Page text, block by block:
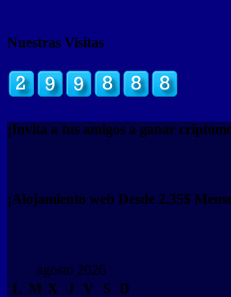
Nuestras Visitas
¡Invita a tus amigos a ganar
¡Alojamiento web Desde 2.35$
agosto 2026
L M X J V S D